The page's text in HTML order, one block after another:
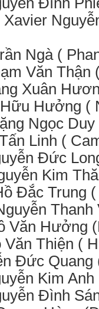
Xavier
Ngà (
Văn Thận
Xuân
Hưởng (
Ngọc
Linh (
Đức
Kim
Đắc Trung
Thanh
Văn Hưởng
Văn Thiện (
Đức
Kim
Đình